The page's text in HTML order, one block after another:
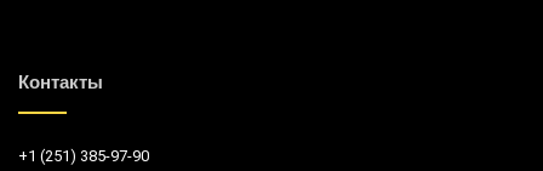
Контакты
+1 (251) 385-97-90